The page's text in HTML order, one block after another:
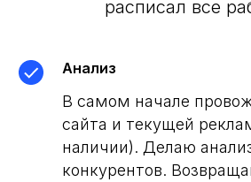
расписал все
Анализ
В самом начале
сайта и текущей
наличии). Делаю
конкурентов.